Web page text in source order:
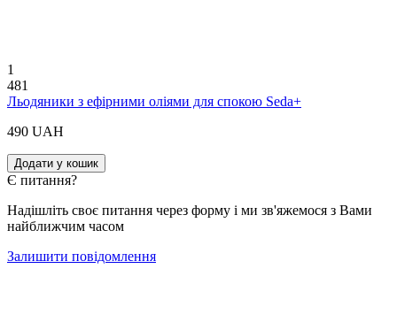
1
481
Льодяники з ефірними оліями для спокою Seda+
490 UAH
Додати у кошик
Є питання?
Надішліть своє питання через форму і ми зв'яжемося з Вами
найближчим часом
Залишити повідомлення